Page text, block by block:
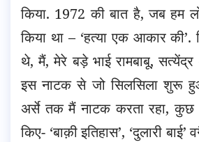
किया. 1972 की बात है, जब हम
किया था – ‘हत्या एक आकार की’.
थे, मैं, मेरे बड़े भाई रामबाबू,
इस नाटक से जो सिलसिला शुरू
अर्से तक मैं नाटक करता रहा, कुछ
किए- ‘बाक़ी इतिहास’, ‘दुलारी